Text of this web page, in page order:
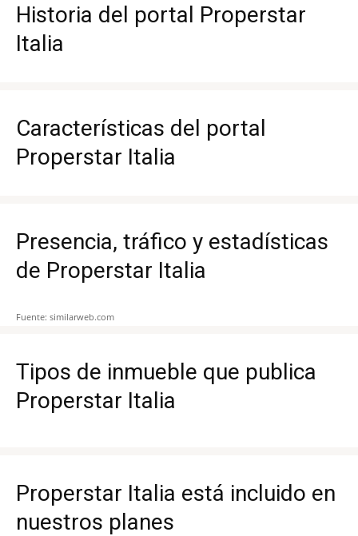
Historia del portal Properstar
Italia
Características del portal
Properstar Italia
Presencia, tráfico y estadísticas
de Properstar Italia
Fuente: similarweb.com
Tipos de inmueble que publica
Properstar Italia
Properstar Italia está incluido en
nuestros planes